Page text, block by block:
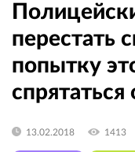
навигации
перестать
попытку
спрятаться
13.02.2018 1413